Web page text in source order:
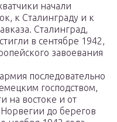
начали
к Сталинграду и к
Сталинград,
в сентябре 1942,
завоевания
последовательно
господством,
на востоке и от
до берегов